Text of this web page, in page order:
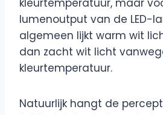
kleurtemperatuur, maar
lumenoutput van de LED-
algemeen lijkt warm wit
dan zacht wit licht
kleurtemperatuur.
Natuurlijk hangt de